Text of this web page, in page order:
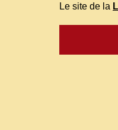
Le site de la